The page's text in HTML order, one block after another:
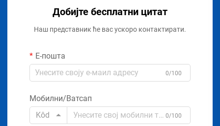
Добијте бесплатни цитат
Наш представник ће вас ускоро контактирати.
Е-пошта
0/100
Мобилни/Ватсап
Kôd
0/100